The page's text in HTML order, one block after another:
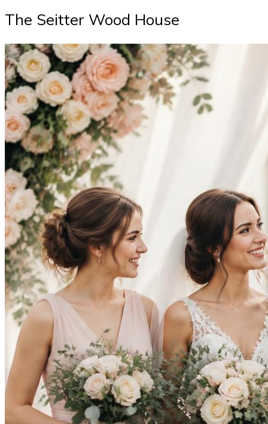
The Seitter Wood House